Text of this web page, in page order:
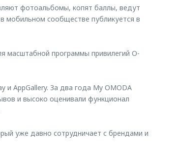
фотоальбомы, копят баллы, ведут
мобильном сообществе публикуется в
программы привилегий O-
и AppGallery. За два года My OMODA
и высоко оценивали функционал
уже давно сотрудничает с брендами и